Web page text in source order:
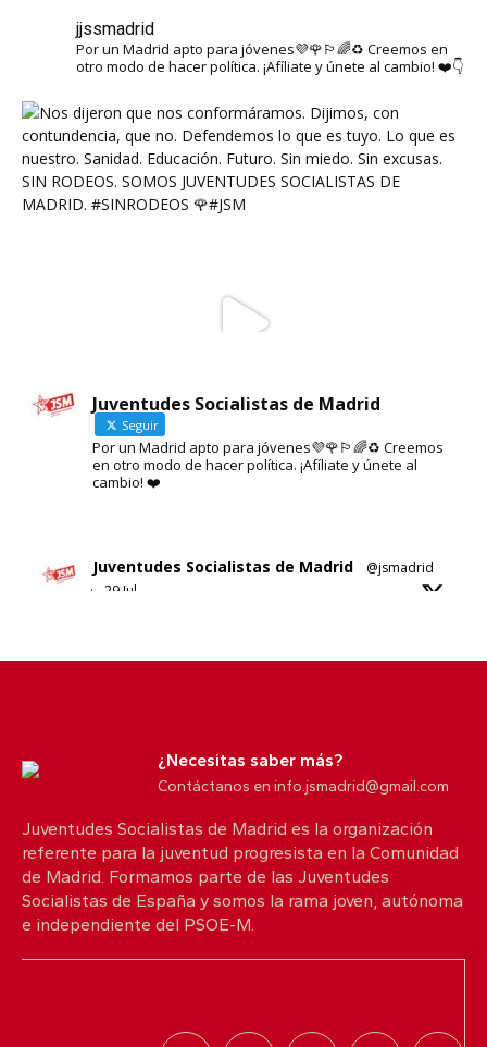
jjssmadrid
Por un Madrid apto para jóvenes💜🌹🏳️‍🌈♻️ Creemos en
otro modo de hacer política. ¡Afíliate y únete al cambio! ❤️👇
Juventudes Socialistas de Madrid
Seguir
Por un Madrid apto para jóvenes💜🌹🏳️‍🌈♻️ Creemos
en otro modo de hacer política. ¡Afíliate y únete al
cambio! ❤️
Juventudes Socialistas de Madrid
@jsmadrid
·
29 Jul
No sabemos si es esta su solución al problema de
Juventudes Socialistas de Madrid
@jsmadrid
· 25 Jul
Comunicado JSM
Con quien nos protege. Con quienes lo han
¿Necesitas saber más?
Contáctanos en info.jsmadrid@gmail.com
Juventudes Socialistas de Madrid es la organización
referente para la juventud progresista en la Comunidad
de Madrid. Formamos parte de las Juventudes
Socialistas de España y somos la rama joven, autónoma
e independiente del PSOE-M.